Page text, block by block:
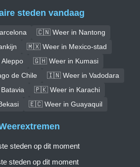
steden vandaag
🇨🇳 Weer in Nantong
🇲🇽 Weer in Mexico-stad
🇬🇭 Weer in Kumasi
de Chile
🇮🇳 Weer in Vadodara
🇵🇰 Weer in Karachi
🇪🇨 Weer in Guayaquil
steden op dit moment
steden op dit moment